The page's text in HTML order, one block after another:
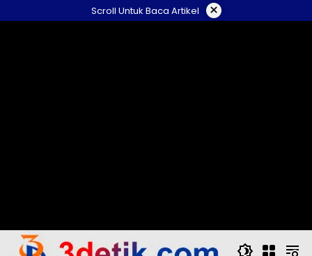
to
Scroll Untuk Baca Artikel ×